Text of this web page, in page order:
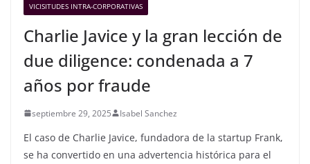
VICISITUDES INTRA-CORPORATIVAS
Charlie Javice y la gran lección de
due diligence: condenada a 7
años por fraude
septiembre 29, 2025 Isabel Sanchez
El caso de Charlie Javice, fundadora de la startup Frank,
se ha convertido en una advertencia histórica para el